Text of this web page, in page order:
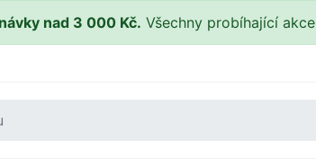
nad 3 000 Kč. Všechny probíhající akce